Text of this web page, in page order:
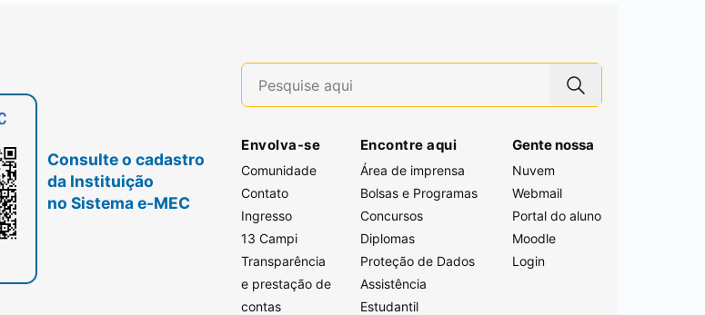
Consulte o cadastro
da Instituição
no Sistema e-MEC
Envolva-se
Comunidade
Contato
Ingresso
13 Campi
Transparência
e prestação de
contas
Encontre aqui
Área de imprensa
Bolsas e Programas
Concursos
Diplomas
Proteção de Dados
Assistência
Estudantil
Gente nossa
Nuvem
Webmail
Portal do aluno
Moodle
Login